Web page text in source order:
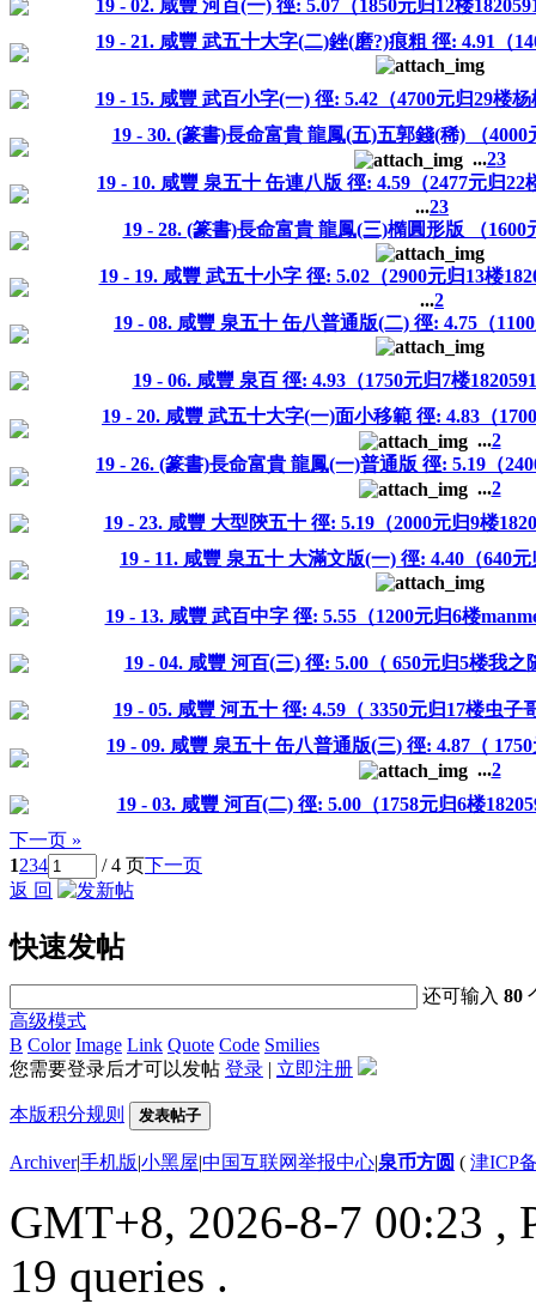
19 - 02. 咸豐 河百(一) 徑: 5.07（1850元归12楼
19 - 21. 咸豐 武五十大字(二)銼(磨?)痕粗 徑: 4.91（
19 - 15. 咸豐 武百小字(一) 徑: 5.42（4700元归29楼
19 - 30. (篆書)長命富貴 龍鳳(五)五郭錢(稀) （4000
...23
19 - 10. 咸豐 泉五十 缶連八版 徑: 4.59（2477元归
...23
19 - 28. (篆書)長命富貴 龍鳳(三)橢圓形版 （1600
19 - 19. 咸豐 武五十小字 徑: 5.02（2900元归13楼
...2
19 - 08. 咸豐 泉五十 缶八普通版(二) 徑: 4.75（
19 - 06. 咸豐 泉百 徑: 4.93（1750元归7楼
19 - 20. 咸豐 武五十大字(一)面小移範 徑: 4.83（
...2
19 - 26. (篆書)長命富貴 龍鳳(一)普通版 徑: 5.19（
...2
19 - 23. 咸豐 大型陝五十 徑: 5.19（2000元归9楼
19 - 11. 咸豐 泉五十 大滿文版(一) 徑: 4.40（640
19 - 13. 咸豐 武百中字 徑: 5.55（1200元归6楼
19 - 04. 咸豐 河百(三) 徑: 5.00（ 650元归5楼我之
19 - 05. 咸豐 河五十 徑: 4.59（ 3350元归17楼虫子
19 - 09. 咸豐 泉五十 缶八普通版(三) 徑: 4.87（
...2
19 - 03. 咸豐 河百(二) 徑: 5.00（1758元归6楼
下一页 »
1234 / 4 页下一页
返 回
快速发帖
还可输入80
高级模式
B Color Image Link Quote Code Smilies
您需要登录后才可以发帖 登录 | 立即注册
本版积分规则 发表帖子
Archiver|手机版|小黑屋|中国互联网举报中心|泉币方圆 ( 津ICP
GMT+8, 2026-8-7 00:23 ,
19 queries .